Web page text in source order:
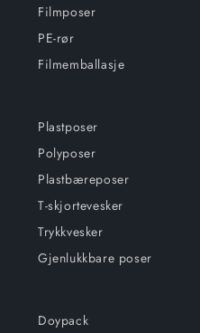
Filmposer
PE-rør
Filmemballasje
Plastposer
Polyposer
Plastbæreposer
T-skjortevesker
Trykkvesker
Gjenlukkbare poser
Doypack